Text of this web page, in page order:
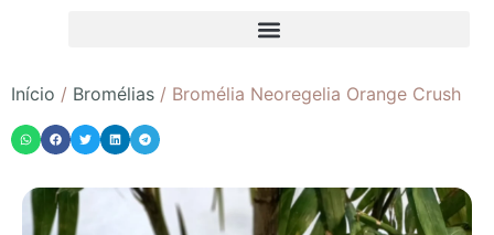
Início / Bromélias / Bromélia Neoregelia Orange Crush